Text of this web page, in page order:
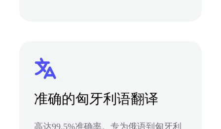
准确的匈牙利语翻译
高达99.5%准确率。专为俄语到匈牙利